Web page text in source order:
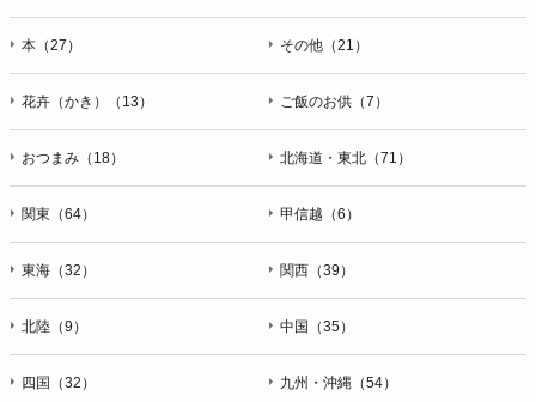
本（27） その他（21）
花卉（かき）（13） ご飯のお供（7）
おつまみ（18） 北海道・東北（71）
関東（64） 甲信越（6）
東海（32） 関西（39）
北陸（9） 中国（35）
四国（32） 九州・沖縄（54）